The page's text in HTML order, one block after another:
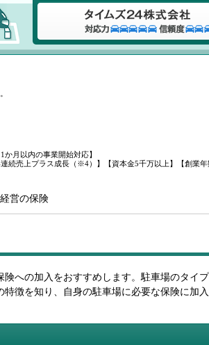
月以内の事業開始対応】
続売上プラス成長（※4）】【資本金5千万以上】【創業年
営の保険
への加入をおすすめします。駐車場のタイプ
徴を知り、自身の駐車場に必要な保険に加